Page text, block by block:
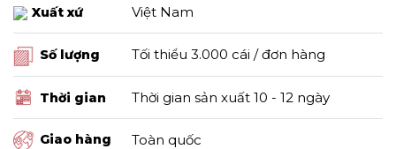
Xuất xứ Việt Nam
Số lượng Tối thiểu 3.000 cái / đơn hàng
Thời gian Thời gian sản xuất 10 - 12 ngày
Giao hàng Toàn quốc